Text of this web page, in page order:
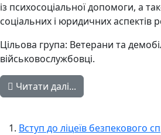
із психосоціальної допомоги, а
соціальних і юридичних аспектів
Цільова група: Ветерани та
військовослужбовці.
Читати далі...
Вступ до ліцеїв безпекового